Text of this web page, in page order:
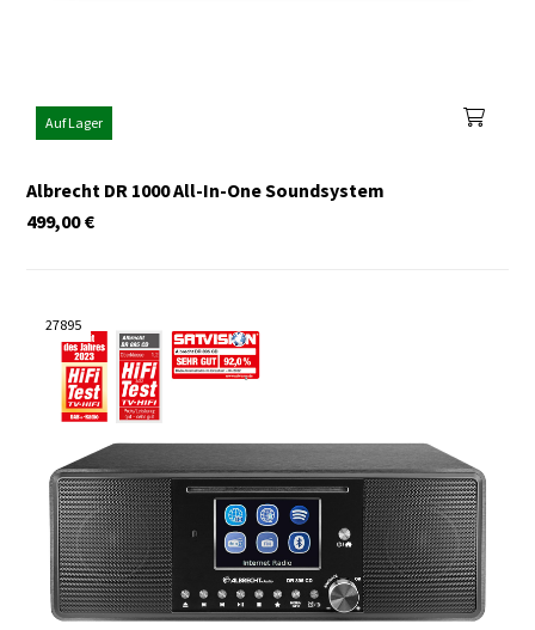
Auf Lager
Albrecht DR 1000 All-In-One Soundsystem
€
499,00
27895